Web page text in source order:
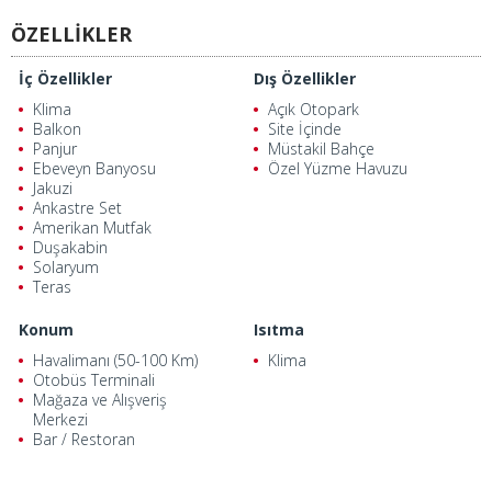
ÖZELLİKLER
İç Özellikler
Klima
Balkon
Panjur
Ebeveyn Banyosu
Jakuzi
Ankastre Set
Amerikan Mutfak
Duşakabin
Solaryum
Teras
Dış Özellikler
Açık Otopark
Site İçinde
Müstakil Bahçe
Özel Yüzme Havuzu
Konum
Havalimanı (50-100 Km)
Otobüs Terminali
Mağaza ve Alışveriş
Merkezi
Bar / Restoran
Isıtma
Klima